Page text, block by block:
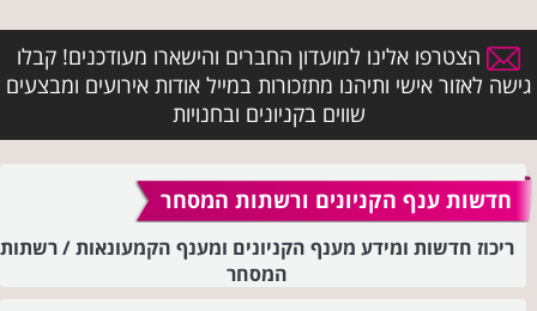
הצטרפו אלינו למועדון החברים והישארו מעודכנים! קבלו
גישה לאזור אישי ותיהנו מתזכורות במייל אודות אירועים ומבצעים
שווים בקניונים ובחנויות
חדשות ענף הקניונים ורשתות המסחר
ריכוז חדשות ומידע מענף הקניונים ומענף הקמעונאות / רשתות
המסחר